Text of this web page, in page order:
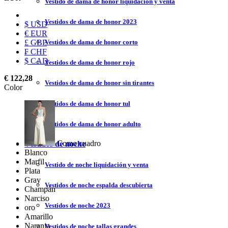
Vestidos de dama de honor 2023
Vestidos de dama de honor corto
Vestidos de dama de honor rojo
Vestidos de dama de honor sin tirantes
Vestidos de dama de honor tul
Vestidos de dama de honor adulto
Vestidos de noche
Vestido de noche liquidación y venta
Vestidos de noche espalda descubierta
Vestidos de noche 2023
Vestidos de noche tallas grandes
$ USD
€ EUR
£ GBP
₣ CHF
$ CAD
€ 122,28
Color
Como cuadro
Blanco
Marfil
Plata
Gray
Champán
Narciso
oro
Amarillo
Naranja